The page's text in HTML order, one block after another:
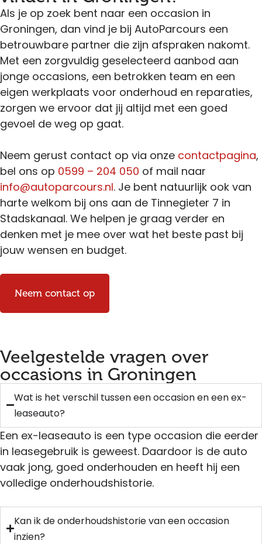
Als je op zoek bent naar een occasion in
Groningen, dan vind je bij AutoParcours een
betrouwbare partner die zijn afspraken nakomt.
Met een zorgvuldig geselecteerd aanbod aan
jonge occasions, een betrokken team en een
eigen werkplaats voor onderhoud en reparaties,
zorgen we ervoor dat jij altijd met een goed
gevoel de weg op gaat.
Neem gerust contact op via onze contactpagina,
bel ons op 0599 – 204 050 of mail naar
info@autoparcours.nl. Je bent natuurlijk ook van
harte welkom bij ons aan de Tinnegieter 7 in
Stadskanaal. We helpen je graag verder en
denken met je mee over wat het beste past bij
jouw wensen en budget.
Neem contact op
Veelgestelde vragen over
occasions in Groningen
Wat is het verschil tussen een occasion en een ex-
leaseauto?
Een ex-leaseauto is een type occasion die eerder
in leasegebruik is geweest. Daardoor is de auto
vaak jong, goed onderhouden en heeft hij een
volledige onderhoudshistorie.
Kan ik de onderhoudshistorie van een occasion
inzien?